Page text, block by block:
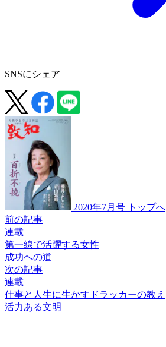
SNSにシェア
2020年7月号 トップへ
前の記事
連載
第一線で活躍する女性
成功への道
次の記事
連載
仕事と人生に生かすドラッカーの教え
活力ある文明